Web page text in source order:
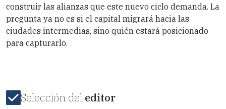
construir las alianzas que este nuevo ciclo demanda. La
pregunta ya no es si el capital migrará hacia las
ciudades intermedias, sino quién estará posicionado
para capturarlo.
Selección del editor